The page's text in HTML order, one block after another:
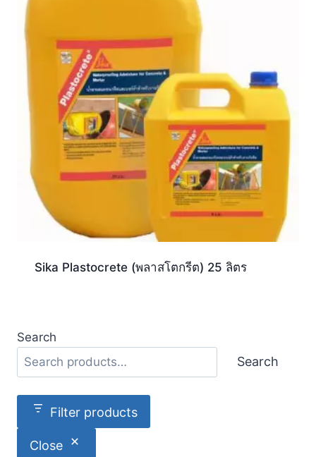
Sika Plastocrete (พลาสโตกรีต) 25 ลิตร
Search
Search
Filter products
Close